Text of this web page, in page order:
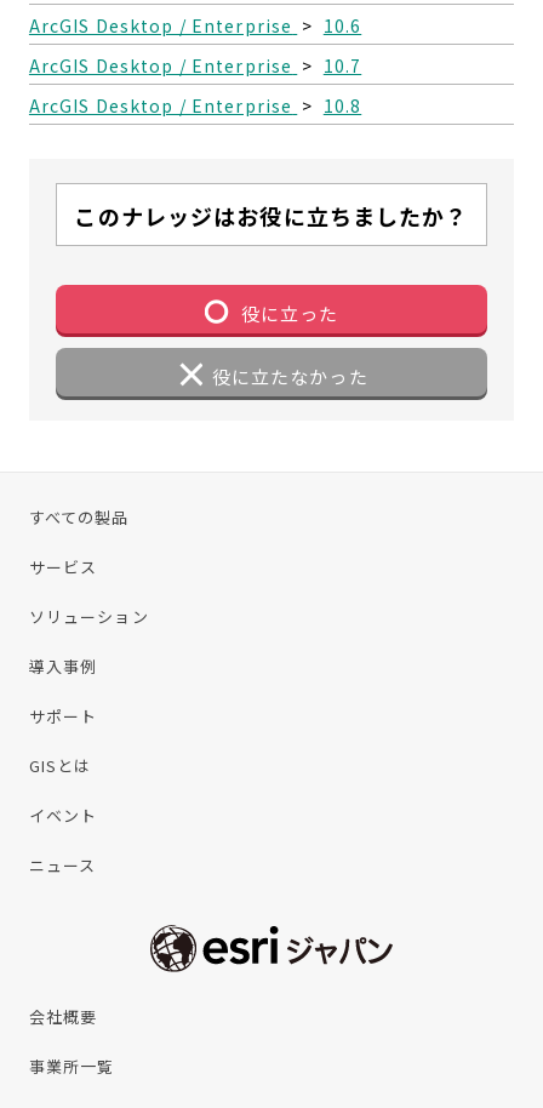
ArcGIS Desktop / Enterprise > 10.6
ArcGIS Desktop / Enterprise > 10.7
ArcGIS Desktop / Enterprise > 10.8
このナレッジはお役に立ちましたか？
役に立った
役に立たなかった
すべての製品
サービス
ソリューション
導入事例
サポート
GISとは
イベント
ニュース
会社概要
事業所一覧